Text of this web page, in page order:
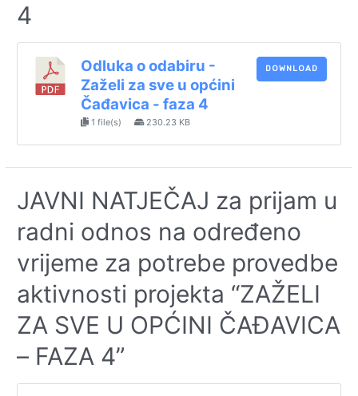
4
Odluka o odabiru -
Zaželi za sve u općini
Čađavica - faza 4
1 file(s) 230.23 KB
DOWNLOAD
JAVNI NATJEČAJ za prijam u
radni odnos na određeno
vrijeme za potrebe provedbe
aktivnosti projekta “ZAŽELI
ZA SVE U OPĆINI ČAĐAVICA
– FAZA 4”